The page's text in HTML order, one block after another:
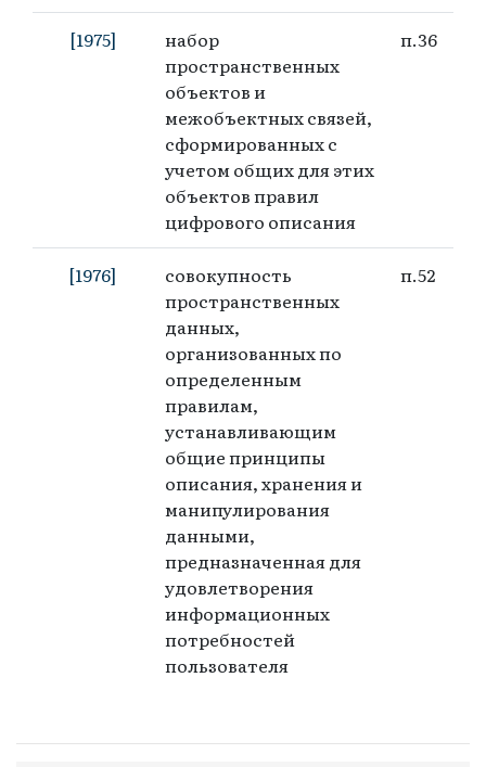
[1975]
набор
пространственных
объектов и
межобъектных связей,
сформированных с
учетом общих для этих
объектов правил
цифрового описания
п.36
[1976]
совокупность
пространственных
данных,
организованных по
определенным
правилам,
устанавливающим
общие принципы
описания, хранения и
манипулирования
данными,
предназначенная для
удовлетворения
информационных
потребностей
пользователя
п.52